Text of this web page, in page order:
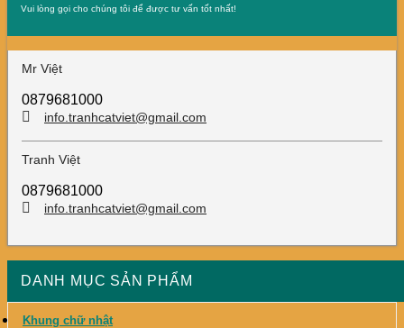
Vui lòng gọi cho chúng tôi để được tư vấn tốt nhất!
Mr Việt
0879681000
info.tranhcatviet@gmail.com
Tranh Việt
0879681000
info.tranhcatviet@gmail.com
DANH MỤC SẢN PHẨM
Khung chữ nhật